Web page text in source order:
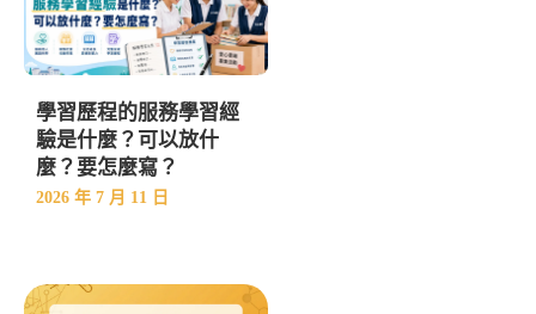
學習歷程的服務學習經
驗是什麼？可以放什
麼？要怎麼寫？
2026 年 7 月 11 日